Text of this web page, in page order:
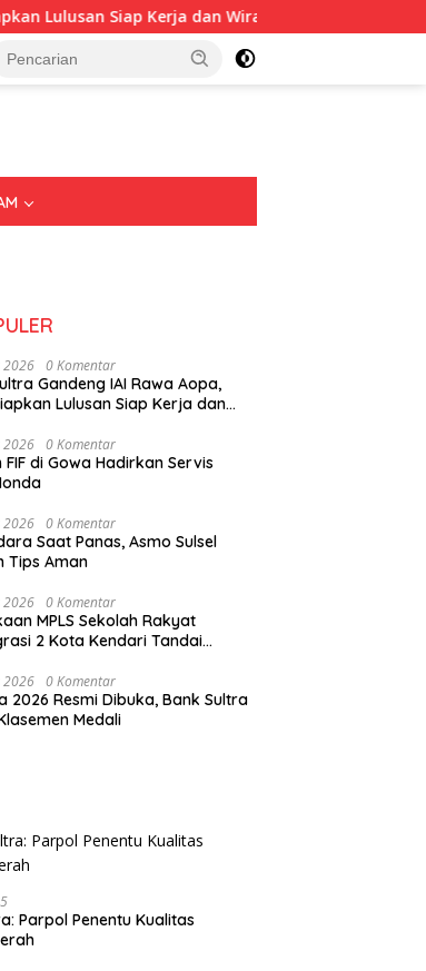
Siap Kerja dan Wirausaha
2026 0 Komentar
Gandeng IAI Rawa Aopa,
Lulusan Siap Kerja dan
2026 0 Komentar
di Gowa Hadirkan Servis
2026 0 Komentar
Saat Panas, Asmo Sulsel
Tips Aman
2026 0 Komentar
MPLS Sekolah Rakyat
2 Kota Kendari Tandai
2026 0 Komentar
2026 Resmi Dibuka, Bank Sultra
Medali
Parpol Penentu Kualitas